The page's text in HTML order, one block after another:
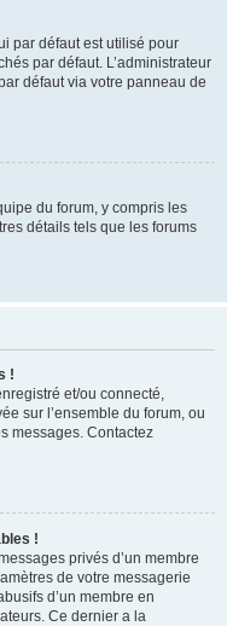
par défaut est utilisé pour
par défaut. L’administrateur
défaut via votre panneau de
du forum, y compris les
détails tels que les forums
!
et/ou connecté,
sur l’ensemble du forum, ou
messages. Contactez
!
privés d’un membre
de votre messagerie
d’un membre en
Ce dernier a la